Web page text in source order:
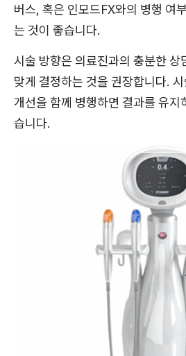
버스, 혹은 인모드FX와의 병행 여
는 것이 좋습니다.
시술 방향은 의료진과의 충분한 상
맞게 결정하는 것을 권장합니다.
개선을 함께 병행하면 결과를 유지
습니다.